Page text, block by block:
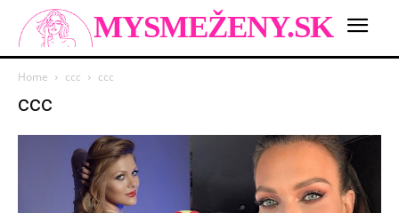
MYSMEŽENY.SK
Home ccc ccc
ccc